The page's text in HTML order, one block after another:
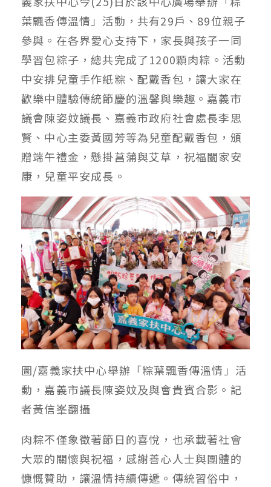
葉飄香傳溫情」活動，共有29戶、89位親子
參與。在各界愛心支持下，家長與孩子一同
學習包粽子，總共完成了1200顆肉粽。活動
中安排兒童手作紙粽、配戴香包，讓大家在
歡樂中體驗傳統節慶的溫馨與樂趣。嘉義市
議會陳姿妏議長、嘉義市政府社會處長李思
賢、中心主委黃國芳等為兒童配戴香包，頒
贈端午禮金，懸掛菖蒲與艾草，祝福闔家安
康，兒童平安成長。
圖/嘉義家扶中心舉辦「粽葉飄香傳溫情」活
動，嘉義市議長陳姿妏及與會貴賓合影。記
者黃信峯翻攝
肉粽不僅象徵著節日的喜悅，也承載著社會
大眾的關懷與祝福，感謝善心人士與團體的
慷慨贊助，讓溫情持續傳遞。傳統習俗中，